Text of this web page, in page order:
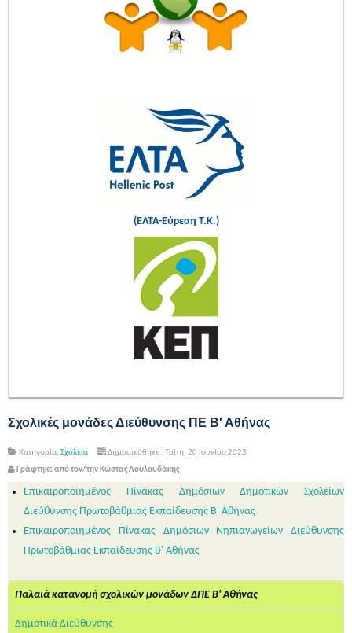
(ΕΛΤΑ-Εύρεση Τ.Κ.)
Σχολικές μονάδες Διεύθυνσης ΠΕ Β' Αθήνας
Κατηγορία: Σχολεία
Δημοσιεύθηκε : Τρίτη, 20 Ιουνίου 2023
Γράφτηκε από τον/την Κώστας Λουλουδάκης
Επικαιροποιημένος Πίνακας Δημόσιων Δημοτικών Σχολείων
Διεύθυνσης Πρωτοβάθμιας Εκπαίδευσης Β' Αθήνας
Επικαιροποιημένος Πίνακας Δημόσιων Νηπιαγωγείων Διεύθυνσης
Πρωτοβάθμιας Εκπαίδευσης Β' Αθήνας
Παλαιά κατανομή σχολικών μονάδων ΔΠΕ Β' Αθήνας
Δημοτικά Διεύθυνσης